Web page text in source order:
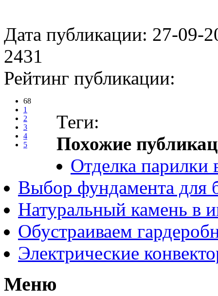
Дата публикации: 27-
2431
Рейтинг публикации:
68
1
2
3
4
5
Теги:
Похожие
Отделка парилки
Выбор фундамента для
Натуральный камень в
Обустраиваем
Электрические
Меню